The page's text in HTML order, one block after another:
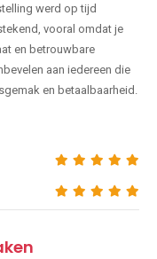
werd op tijd
vooral omdat je
en betrouwbare
aan iedereen die
en betaalbaarheid.